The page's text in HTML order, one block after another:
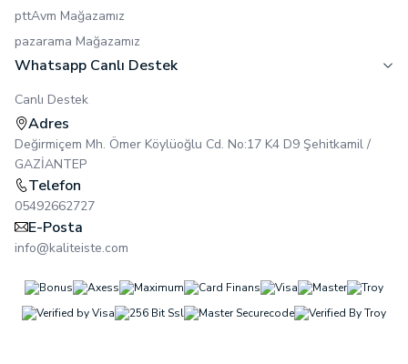
pttAvm Mağazamız
pazarama Mağazamız
Whatsapp Canlı Destek
Canlı Destek
Adres
Değirmiçem Mh. Ömer Köylüoğlu Cd. No:17 K4 D9 Şehitkamil /
GAZİANTEP
Telefon
05492662727
E-Posta
info@kaliteiste.com